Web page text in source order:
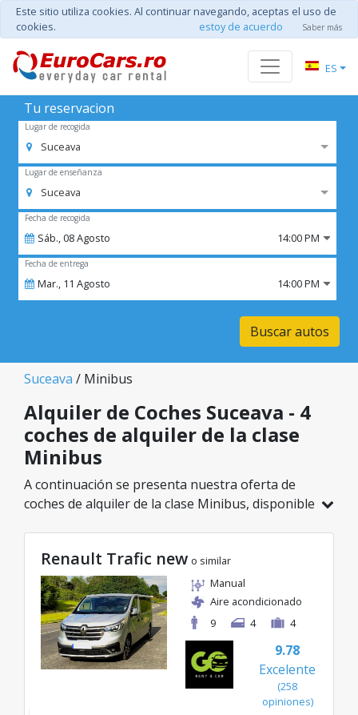
Este sitio utiliza cookies. Al continuar navegando, aceptas el uso de
cookies.
estoy de acuerdo Saber más
ES
Tu reservacion
Lugar de recogida
Suceava
Lugar de enseñanza
Suceava
Fecha de recogida
Sáb.,08Agosto 14:00 PM
Fecha de entrega
Mar., 11 Agosto 14:00 PM
Buscar autos
Suceava / Minibus
Alquiler de Coches Suceava - 4
coches de alquiler de la clase
Minibus
A continuación se presenta nuestra oferta de
coches de alquiler de la clase Minibus, disponible
categoría seleccionada, con tarifas excelentes
desde solo 87€/día.
Renault Trafic new o similar
Manual
Aire acondicionado
9
4 4
9.78
Excelente
(258
opiniones)